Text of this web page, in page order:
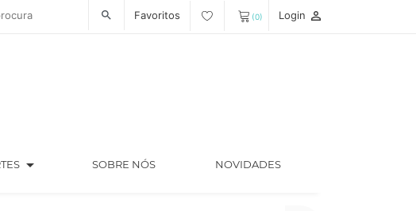
search Favoritos (0) Login person_outline
arrow_drop_down SOBRE NÓS NOVIDADES